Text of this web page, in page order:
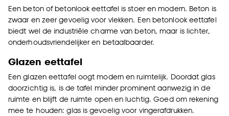
Een beton of betonlook eettafel is stoer en modern. Beton is
zwaar en zeer gevoelig voor vlekken. Een betonlook eettafel
biedt wel de industriële charme van beton, maar is lichter,
onderhoudsvriendelijker en betaalbaarder.
Glazen eettafel
Een glazen eettafel oogt modern en ruimtelijk. Doordat glas
doorzichtig is, is de tafel minder prominent aanwezig in de
ruimte en blijft de ruimte open en luchtig. Goed om rekening
mee te houden: glas is gevoelig voor vingerafdrukken.